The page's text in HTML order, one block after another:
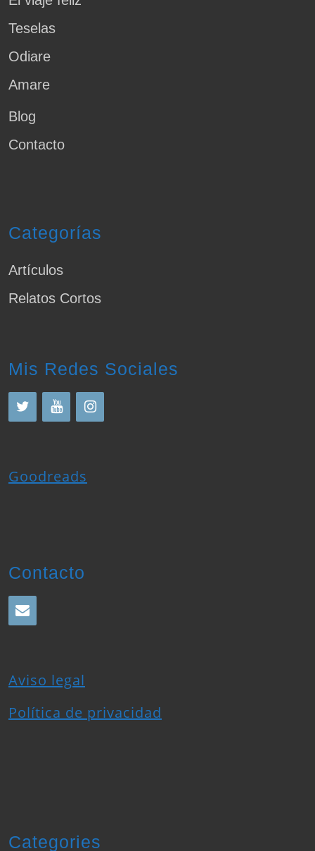
Teselas
Odiare
Amare
Blog
Contacto
Categorías
Artículos
Relatos Cortos
Mis Redes Sociales
Goodreads
Contacto
Aviso legal
Política de privacidad
Categories